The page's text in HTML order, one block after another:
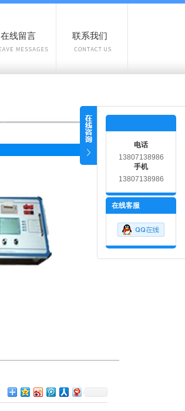
在线留言 联系我们
电话
13807138986
手机
13807138986
在线客服